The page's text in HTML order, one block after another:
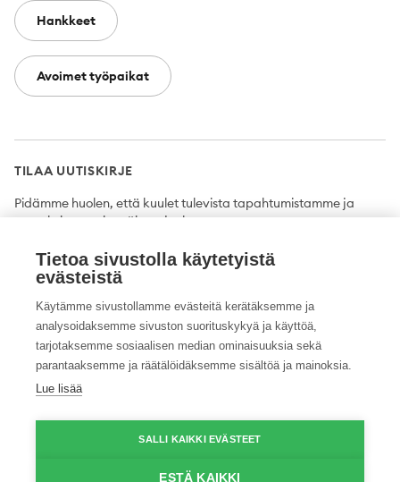
Hankkeet
Avoimet työpaikat
TILAA UUTISKIRJE
Pidämme huolen, että kuulet tulevista tapahtumistamme ja
uutuuksista ensimmäisten joukossa.
Tilaa
Twitter FacebookYouTubeInstagramLinkedIn
© 2026 ProAgria. Kaikki oikeudet pidätetään.
Tietoa sivustolla käytetyistä
evästeistä
Käytämme sivustollamme evästeitä kerätäksemme ja
analysoidaksemme sivuston suorituskykyä ja käyttöä,
tarjotaksemme sosiaalisen median ominaisuuksia sekä
parantaaksemme ja räätälöidäksemme sisältöä ja mainoksia.
Lue lisää
SALLI KAIKKI EVÄSTEET
ESTÄ KAIKKI